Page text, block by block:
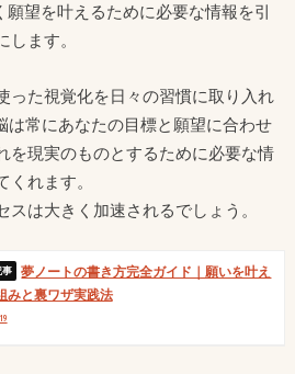
望を叶えるために必要な情報を引
ます。
った視覚化を日々の習慣に取り入れ
は常にあなたの目標と願望に合わせ
を現実のものとするために必要な情
れます。
は大きく加速されるでしょう。
夢ノートの書き方完全ガイド｜願いを叶え
みと裏ワザ実践法